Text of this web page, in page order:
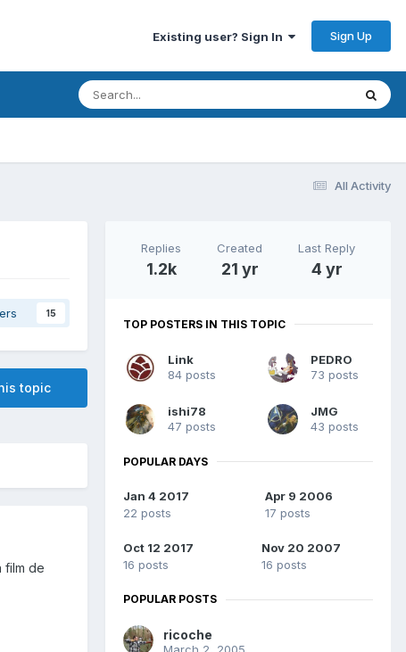
Existing user? Sign In Sign Up
All Activity
15
topic
film de
Replies
1.2k
Created
21 yr
Last Reply
4 yr
TOP POSTERS IN THIS TOPIC
Link
84 posts
PEDRO
73 posts
ishi78
47 posts
JMG
43 posts
POPULAR DAYS
Jan 4 2017
22 posts
Apr 9 2006
17 posts
Oct 12 2017
16 posts
Nov 20 2007
16 posts
POPULAR POSTS
ricoche